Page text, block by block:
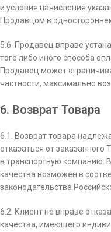
и условия начисления
Продавцом в
5.6. Продавец вправе
того либо иного способа
Продавец может
частности, максимально
6. Возврат Товара
6.1. Возврат товара
отказаться от
в транспортную компанию.
качества возможен в
законодательства
6.2. Клиент не вправе
качества, имеющего